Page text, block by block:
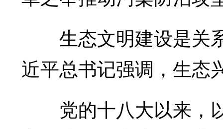
生态文明建设是关
近平总书记强调，生态
党的十八大以来，